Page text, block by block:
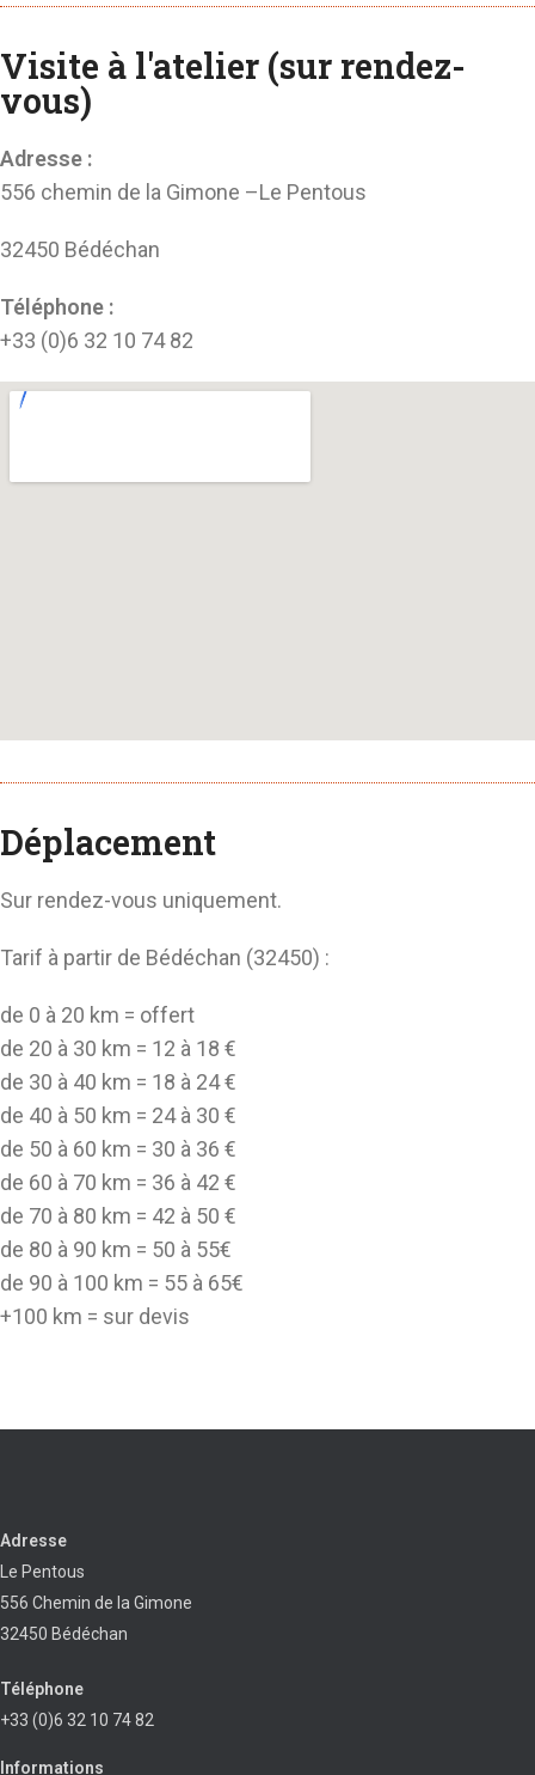
Visite à l'atelier (sur rendez-
vous)
Adresse :
556 chemin de la Gimone –Le Pentous
32450 Bédéchan
Téléphone :
+33 (0)6 32 10 74 82
Déplacement
Sur rendez-vous uniquement.
Tarif à partir de Bédéchan (32450) :
de 0 à 20 km = offert
de 20 à 30 km = 12 à 18 €
de 30 à 40 km = 18 à 24 €
de 40 à 50 km = 24 à 30 €
de 50 à 60 km = 30 à 36 €
de 60 à 70 km = 36 à 42 €
de 70 à 80 km = 42 à 50 €
de 80 à 90 km = 50 à 55€
de 90 à 100 km = 55 à 65€
+100 km = sur devis
Adresse
Le Pentous
556 Chemin de la Gimone
32450 Bédéchan
Téléphone
+33 (0)6 32 10 74 82
Informations